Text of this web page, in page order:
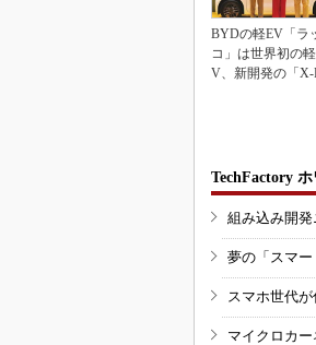
BYDの軽EV「ラ
コ」は世界初の
V、新開発の「X-
TechFactory
組み込み開発
夢の「スマ
スマホ世代
マイクロカ